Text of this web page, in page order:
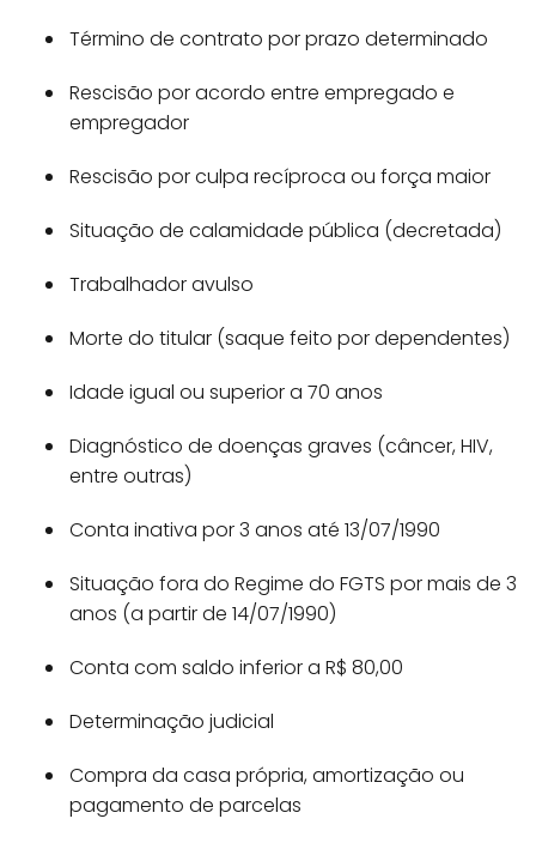
Término de contrato por prazo determinado
Rescisão por acordo entre empregado e
empregador
Rescisão por culpa recíproca ou força maior
Situação de calamidade pública (decretada)
Trabalhador avulso
Morte do titular (saque feito por dependentes)
Idade igual ou superior a 70 anos
Diagnóstico de doenças graves (câncer, HIV,
entre outras)
Conta inativa por 3 anos até 13/07/1990
Situação fora do Regime do FGTS por mais de 3
anos (a partir de 14/07/1990)
Conta com saldo inferior a R$ 80,00
Determinação judicial
Compra da casa própria, amortização ou
pagamento de parcelas